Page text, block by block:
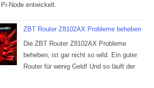
Node entwickelt.
ZBT Router Z8102AX Probleme beheben
Die ZBT Router Z8102AX Probleme
beheben, ist gar nicht so wild. Ein guter
Router für wenig Geld! Und so läuft der